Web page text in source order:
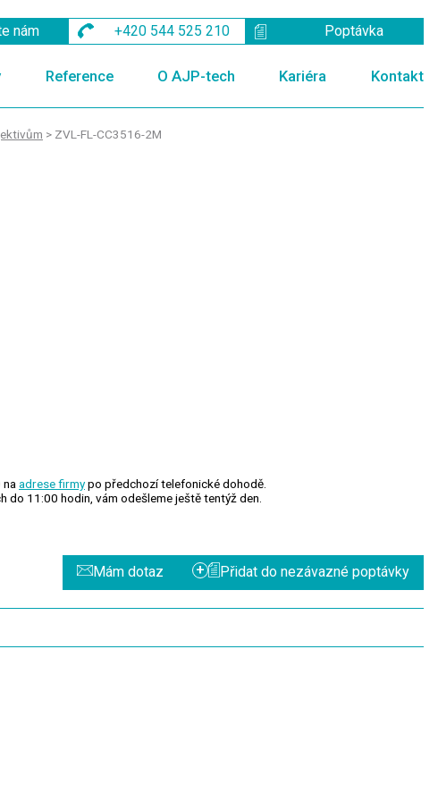
Poptávka
+420 544 525 210
nám
Reference O AJP-tech Kariéra Kontakt
> ZVL-FL-CC3516-2M
adrese firmypo předchozí telefonické dohodě.
do 11:00 hodin, vám odešleme ještě tentýž den.
Mám dotaz + Přidat do nezávazné poptávky